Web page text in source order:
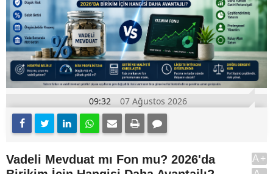
09:32 07 Ağustos 2026
Vadeli Mevduat mı Fon mu? 2026'da
A+